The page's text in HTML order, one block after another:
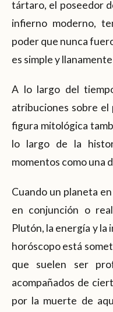
tártaro, el poseedor
infierno moderno,
poder que nunca
es simple y
A lo largo del
atribuciones sobre el
figura mitológica
lo largo de la
momentos como una
Cuando un planeta
en conjunción o
Plutón, la energía y la
horóscopo está
que suelen ser
acompañados de
por la muerte de